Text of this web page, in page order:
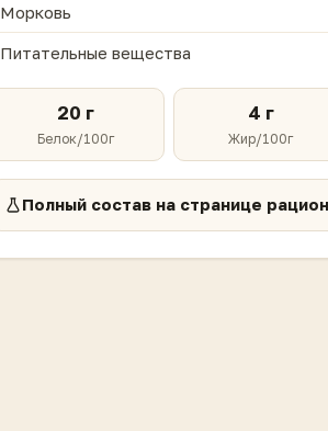
Морковь
Питательные вещества
20 г
Белок/100г
4 г
Жир/100г
Полный состав на странице